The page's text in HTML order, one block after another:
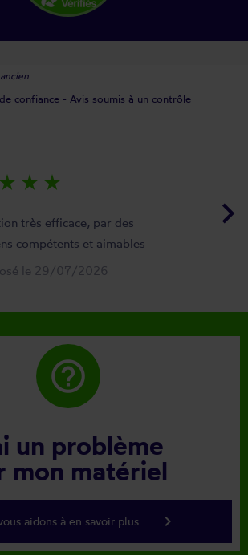
confiance - Avis soumis à un contrôle
keyboard_arrow_right
star_rate star_rate star_rate
très efficace, par des
compétents et aimables
le 29/07/2026
help_outline
un problème
mon matériel
aidons à en savoir plus keyboard_arrow_right